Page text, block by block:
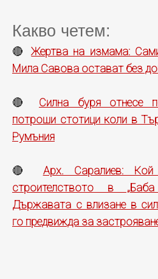
Какво четем:
🔴Жертва на измама:
Мила Савова остават без
🔴 Силна буря отнесе
потроши стотици коли в
Румъния
🔴 Арх. Саралиев: Кой
строителството в
Държавата с влизане в
го предвижда за